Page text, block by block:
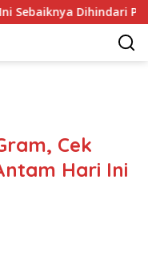
Dihindari
Cek
Hari Ini